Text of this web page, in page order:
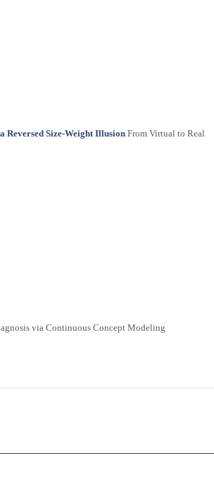
Reversed Size-Weight Illusion From Virtual to Real
via Continuous Concept Modeling